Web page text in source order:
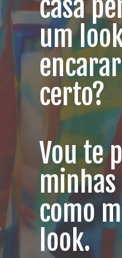
casa
um
certo?
Vou te
como
look.